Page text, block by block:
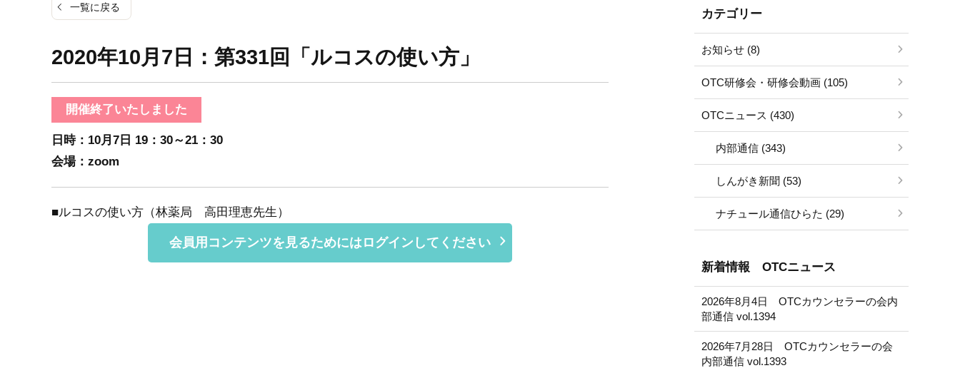
一覧に戻る
2020年10月7日：第331回「ルコスの使い方」
開催終了いたしました
日時：10月7日 19：30～21：30
会場：zoom
■ルコスの使い方（林薬局 高田理恵先生）
会員用コンテンツを見るためにはログインしてください
カテゴリー
お知らせ (8)
OTC研修会・研修会動画 (105)
OTCニュース (430)
内部通信 (343)
しんがき新聞 (53)
ナチュール通信ひらた (29)
新着情報 OTCニュース
2026年8月4日 OTCカウンセラーの会内
部通信 vol.1394
2026年7月28日 OTCカウンセラーの会
内部通信 vol.1393